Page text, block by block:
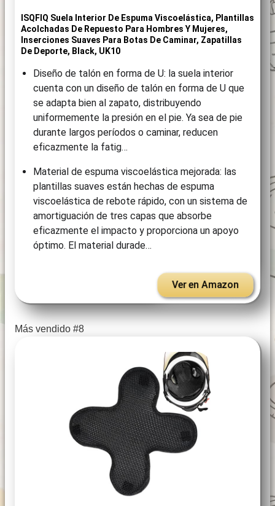
ISQFIQ Suela Interior De Espuma Viscoelástica, Plantillas
Acolchadas De Repuesto Para Hombres Y Mujeres,
Inserciones Suaves Para Botas De Caminar, Zapatillas
De Deporte, Black, UK10
Diseño de talón en forma de U: la suela interior
cuenta con un diseño de talón en forma de U que
se adapta bien al zapato, distribuyendo
uniformemente la presión en el pie. Ya sea de pie
durante largos períodos o caminar, reducen
eficazmente la fatig…
Material de espuma viscoelástica mejorada: las
plantillas suaves están hechas de espuma
viscoelástica de rebote rápido, con un sistema de
amortiguación de tres capas que absorbe
eficazmente el impacto y proporciona un apoyo
óptimo. El material durade…
Ver en Amazon
Más vendido #8